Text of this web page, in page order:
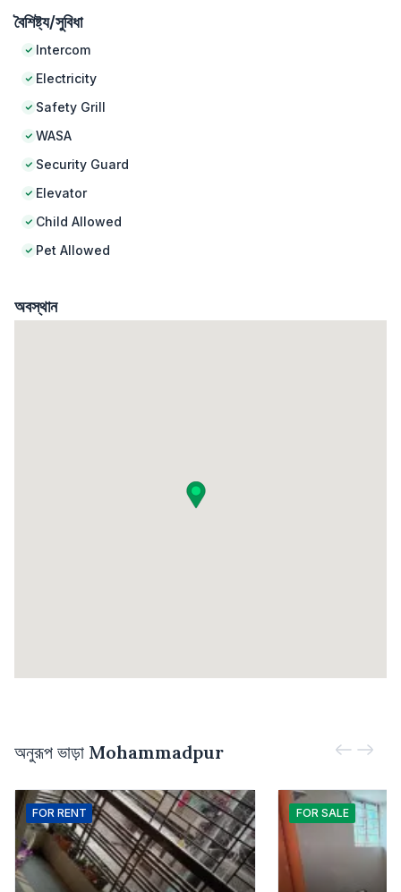
বৈশিষ্ট্য/সুবিধা
Intercom
Electricity
Safety Grill
WASA
Security Guard
Elevator
Child Allowed
Pet Allowed
অবস্থান
অনুরূপ ভাড়া Mohammadpur
FOR RENT FOR SALE